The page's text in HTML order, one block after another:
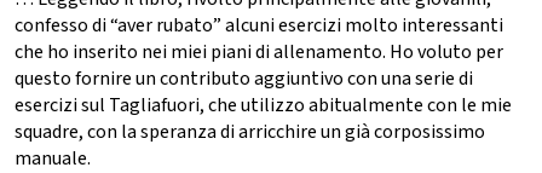
confesso di “aver rubato” alcuni esercizi molto interessanti
che ho inserito nei miei piani di allenamento. Ho voluto per
questo fornire un contributo aggiuntivo con una serie di
esercizi sul Tagliafuori, che utilizzo abitualmente con le mie
squadre, con la speranza di arricchire un già corposissimo
manuale.